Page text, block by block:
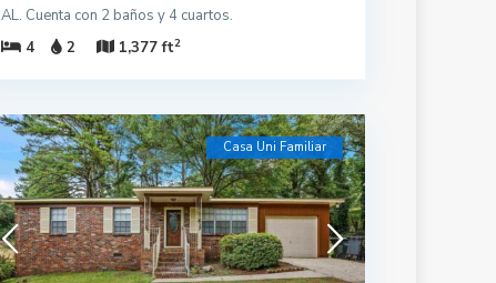
AL. Cuenta con 2 baños y 4 cuartos.
4
2 1,377 ft2
Casa Uni Familiar